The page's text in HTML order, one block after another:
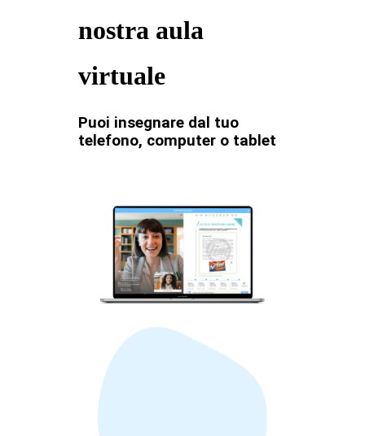
nostra aula
virtuale
Puoi insegnare dal tuo
telefono, computer o tablet